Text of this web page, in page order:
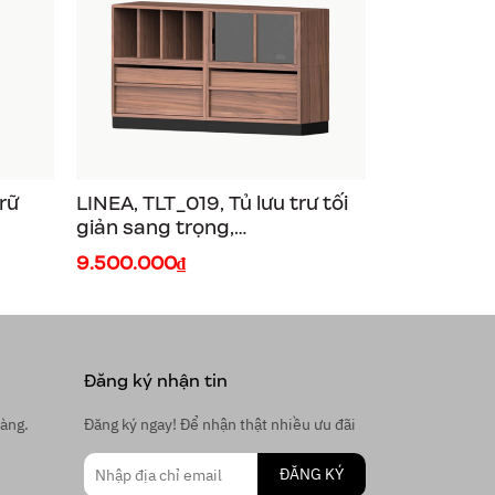
LINEA, TLT_019, Tủ lưu trư tối
giản sang trọng,
140x38x80cm, Plywood phủ
Veneer, Nội thất Nhà trên cao
9.500.000₫
Đăng ký nhận tin
Đăng ký ngay! Để nhận thật nhiều ưu đãi
ĐĂNG KÝ